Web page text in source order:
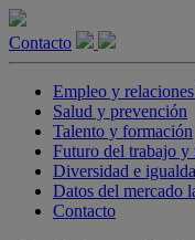
Contacto
Empleo y
Salud y prevención
Talento y formación
Futuro del trabajo y
Diversidad e
Datos del mercado
Contacto